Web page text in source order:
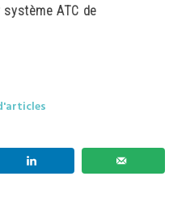
ATC de